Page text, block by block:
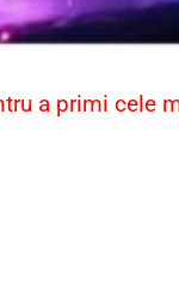
a primi cele